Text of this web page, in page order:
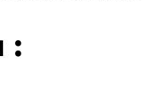
: